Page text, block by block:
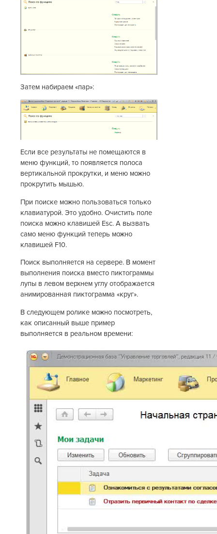
Затем набираем «пар»:
Если все результаты не помещаются в
меню функций, то появляется полоса
вертикальной прокрутки, и меню можно
прокрутить мышью.
При поиске можно пользоваться только
клавиатурой. Это удобно. Очистить поле
поиска можно клавишей Esc. А вызвать
само меню функций теперь можно
клавишей F10.
Поиск выполняется на сервере. В момент
выполнения поиска вместо пиктограммы
лупы в левом верхнем углу отображается
анимированная пиктограмма «круг».
В следующем ролике можно посмотреть,
как описанный выше пример
выполняется в реальном времени: